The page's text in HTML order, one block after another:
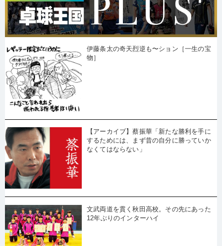
伊藤条太の奇天烈逆も〜ション［一生の宝
物］
【アーカイブ】蔡振華「新たな勝利を手に
するためには、まず昔の自分に勝っていか
なくてはならない」
文武両道を貫く秋田高校。その先にあった
12年ぶりのインターハイ